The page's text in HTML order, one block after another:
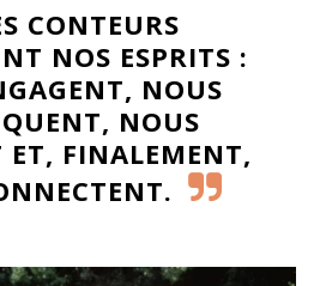
CONTEURS
NOS ESPRITS :
NOUS
NOUS
ET, FINALEMENT,